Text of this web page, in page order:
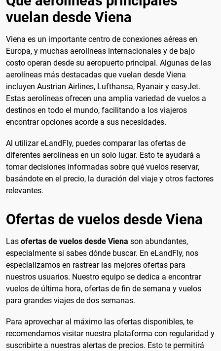
vuelan desde Viena
Viena es un importante centro de conexiones aéreas en
Europa, y muchas aerolíneas internacionales y de bajo
costo operan desde su aeropuerto principal. Algunas de las
aerolíneas más destacadas que vuelan desde Viena
incluyen Austrian Airlines, Lufthansa, Ryanair y easyJet.
Estas aerolíneas ofrecen una amplia variedad de vuelos a
destinos en todo el mundo, facilitando a los viajeros
encontrar opciones acorde a sus necesidades.
Al utilizar eLandFly, puedes comparar las ofertas de
diferentes aerolíneas en un solo lugar. Esto te ayudará a
tomar decisiones informadas sobre qué vuelos reservar,
basándote en el precio, la duración del viaje y otros factores
relevantes.
Ofertas de vuelos desde Viena
Las ofertas de vuelos desde Viena son abundantes,
especialmente si sabes dónde buscar. En eLandFly, nos
especializamos en rastrear las mejores ofertas para
nuestros usuarios. Nuestro equipo se dedica a encontrar
vuelos de última hora, ofertas de fin de semana y vuelos
para grandes viajes de dos semanas.
Para aprovechar al máximo las ofertas disponibles, te
recomendamos visitar nuestra plataforma con regularidad y
suscribirte a nuestras alertas de precios. Esto te permitirá